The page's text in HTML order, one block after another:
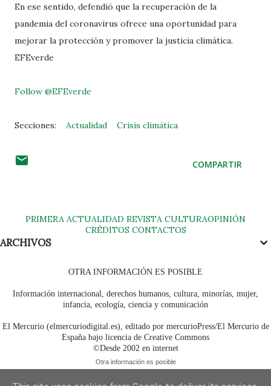
En ese sentido, defendió que la recuperación de la
pandemia del coronavirus ofrece una oportunidad para
mejorar la protección y promover la justicia climática.
EFEverde
Follow @EFEverde
Secciones: Actualidad Crisis climática
COMPARTIR
PRIMERA ACTUALIDAD REVISTA CULTURAOPINIÓN
CRÉDITOSCONTACTOS
ARCHIVOS
OTRA INFORMACIÓN ES POSIBLE
Información internacional, derechos humanos, cultura, minorías, mujer,
infancia, ecología, ciencia y comunicación
El Mercurio (elmercuriodigital.es), editado por mercurioPress/El Mercurio de
España bajo licencia de Creative Commons
©Desde 2002 en internet
Otra información es posible